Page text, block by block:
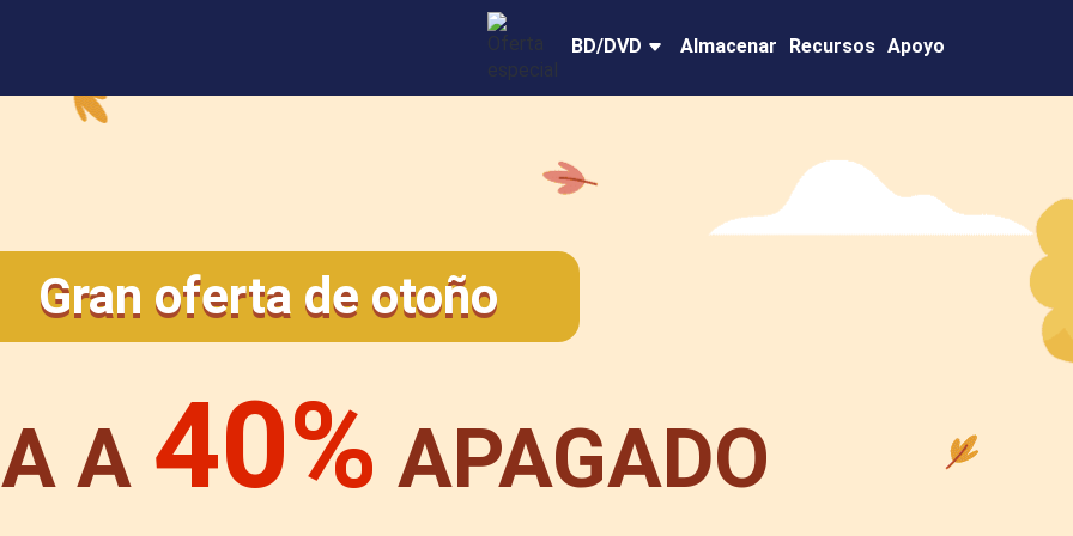
BD/DVD Almacenar Recursos Apoyo
Gran oferta de otoño
A 40% APAGADO